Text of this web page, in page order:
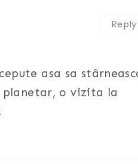
asa sa
planetar, o vizita la
Reply